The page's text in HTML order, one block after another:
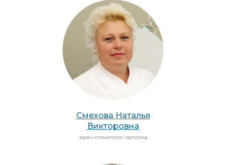
Смехова Наталья
Викторовна
врач-стоматолог-ортопед